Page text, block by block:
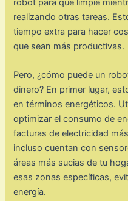
robot para que limpie
realizando otras tareas.
tiempo extra para hacer
que sean más productivas.
Pero, ¿cómo puede un
dinero? En primer lugar,
en términos energéticos.
optimizar el consumo de
facturas de electricidad
incluso cuentan con
áreas más sucias de tu
esas zonas específicas,
energía.